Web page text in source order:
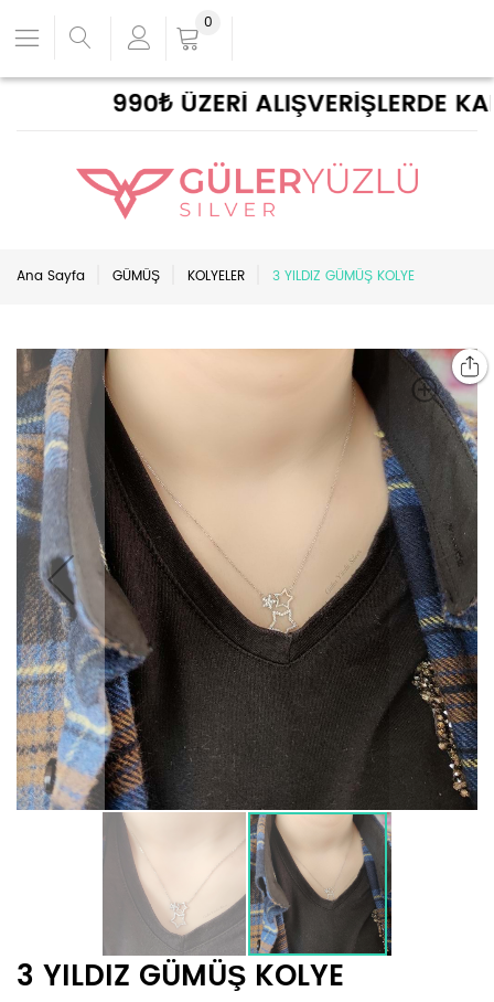
990₺ ÜZERİ ALIŞVERİŞLERDE
0
Ana Sayfa GÜMÜŞ KOLYELER 3 YILDIZ GÜMÜŞ KOLYE
3 YILDIZ GÜMÜŞ KOLYE